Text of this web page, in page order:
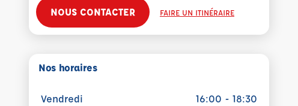
NOUS CONTACTER FAIRE UN ITINÉRAIRE
Nos horaires
Vendredi 16:00 - 18:30